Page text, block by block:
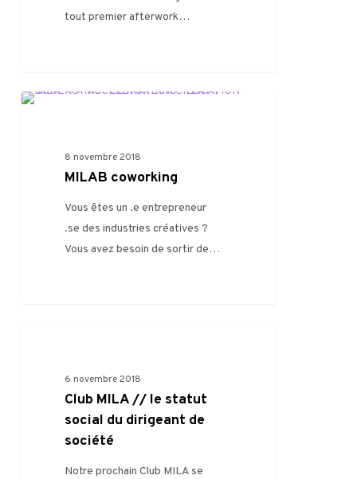
tout premier afterwork…
8 novembre 2018
MILAB coworking
Vous êtes un .e entrepreneur
.se des industries créatives ?
Vous avez besoin de sortir de…
6 novembre 2018
Club MILA // le statut
social du dirigeant de
société
Notre prochain Club MILA se